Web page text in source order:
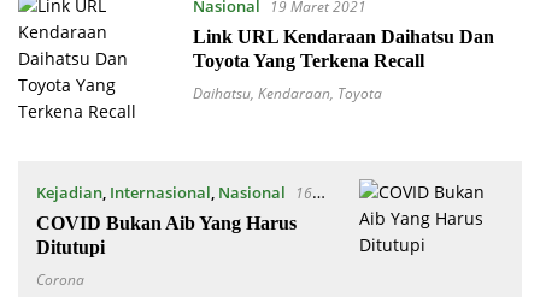
Nasional
19 Maret 2021
Link URL Kendaraan Daihatsu Dan
Toyota Yang Terkena Recall
Daihatsu, Kendaraan, Toyota
Kejadian, Internasional, Nasional
16
Maret 2021
COVID Bukan Aib Yang Harus
Ditutupi
Corona